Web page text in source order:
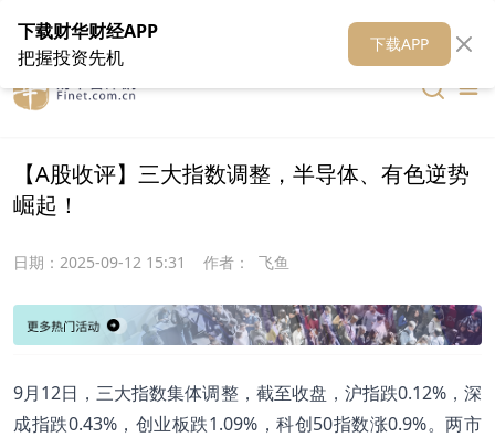
在线客服 关于我们 财华媒体矩阵 财华智库
【A股收评】三大指数调整，半导体、有色逆势
崛起！
日期： 2025-09-12 15:31 作者： 飞鱼
9月12日，三大指数集体调整，截至收盘，沪指跌0.12%，深
成指跌0.43%，创业板跌1.09%，科创50指数涨0.9%。两市
下载财华财经APP
把握投资先机
下载APP